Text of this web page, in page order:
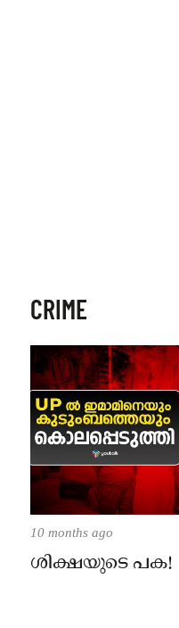
CRIME
10 months ago
ശിക്ഷയുടെ പക!